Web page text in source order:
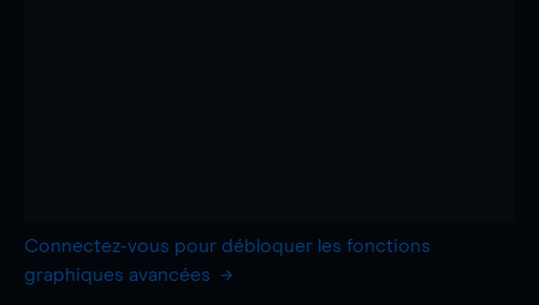
Connectez-vous pour débloquer les fonctions
graphiques avancées